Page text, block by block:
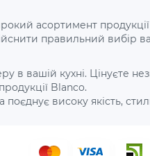
асортимент
правильний вибір
вашій кухні. Цінуєте
Blanco.
високу якість,